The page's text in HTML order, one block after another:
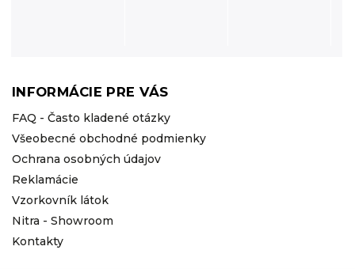
INFORMÁCIE PRE VÁS
FAQ - Často kladené otázky
Všeobecné obchodné podmienky
Ochrana osobných údajov
Reklamácie
Vzorkovník látok
Nitra - Showroom
Kontakty